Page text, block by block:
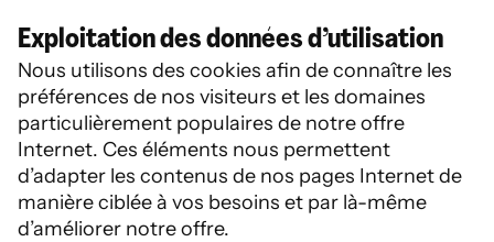
Exploitation des données d’utilisation
Nous utilisons des cookies afin de connaître les
préférences de nos visiteurs et les domaines
particulièrement populaires de notre offre
Internet. Ces éléments nous permettent
d’adapter les contenus de nos pages Internet de
manière ciblée à vos besoins et par là-même
d’améliorer notre offre.